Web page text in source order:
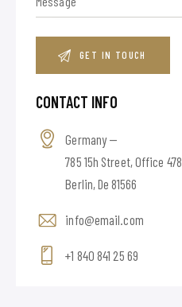
CONTACT INFO
Germany —
785 15h Street, Office 478
Berlin, De 81566
info@email.com
+1 840 841 25 69